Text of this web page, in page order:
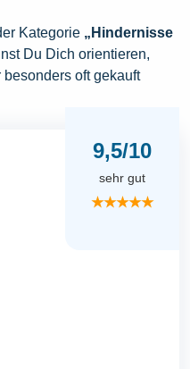
Kategorie „Hindernisse
Du Dich orientieren,
oft gekauft
9,5/10
sehr gut
★★★★★